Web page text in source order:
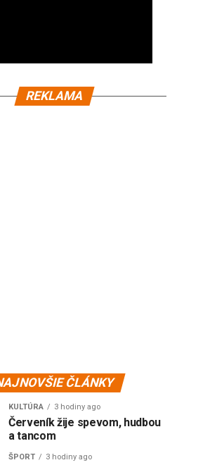
REKLAMA
ČLÁNKY
KULTÚRA 3 hodiny ago
Červeník žije spevom, hudbou
a tancom
ŠPORT 3 hodiny ago